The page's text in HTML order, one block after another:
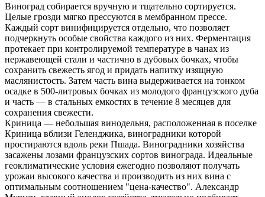
Виноград собирается вручную и тщательно сортируется.
Целые грозди мягко прессуются в мембранном прессе.
Каждый сорт винифицируется отдельно, что позволяет
подчеркнуть особые свойства каждого из них. Ферментация
протекает при контролируемой температуре в чанах из
нержавеющей стали и частично в дубовых бочках, чтобы
сохранить свежесть ягод и придать напитку изящную
маслянистость. Затем часть вина выдерживается на тонком
осадке в 500-литровых бочках из молодого французского дуба
и часть — в стальных емкостях в течение 8 месяцев для
сохранения свежести.
Криница — небольшая винодельня, расположенная в поселке
Криница вблизи Геленджика, виноградники которой
простираются вдоль реки Пшада. Виноградники хозяйства
засажены лозами французских сортов винограда. Идеальные
геоклиматические условия ежегодно позволяют получать
урожаи высокого качества и производить из них вина с
оптимальным соотношением "цена-качество". Александр